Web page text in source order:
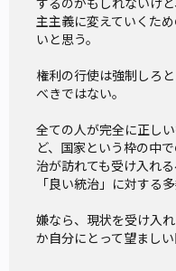
主主義に変えていくた
いと思う。
権利の行使は強制しろ
べきではない。
全ての人が完全に正し
ど、国家という枠の中
治が訪れても受け入れ
「良い統治」に対する
嫌なら、現状を受け入
か自分にとって望ましい